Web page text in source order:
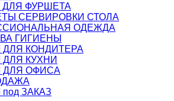
ДЛЯ ФУРШЕТА
СЕРВИРОВКИ СТОЛА
ОДЕЖДА
ГИГИЕНЫ
ДЛЯ КОНДИТЕРА
КУХНИ
ДЛЯ ОФИСА
ЗАКАЗ